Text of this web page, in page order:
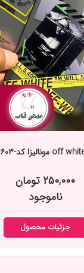
۲۵۰,۰۰۰ تومان
ناموجود
جزئیات محصول